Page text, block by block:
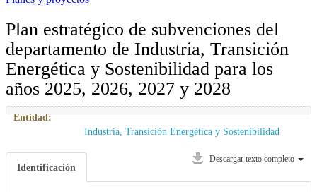
Plan estratégico de subvenciones del
departamento de Industria, Transición
Energética y Sostenibilidad para los
años 2025, 2026, 2027 y 2028
Entidad:
Industria, Transición Energética y Sostenibilidad
Descargar texto completo
Identificación